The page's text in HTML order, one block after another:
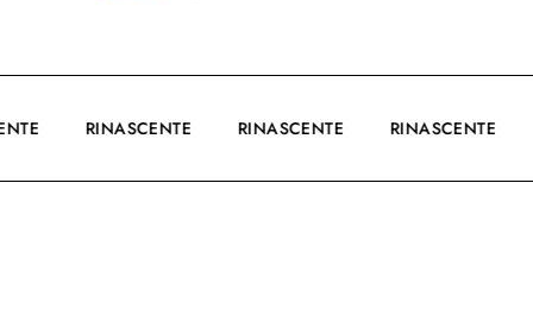
RINASCENTE RINASCENTE RINASCENTE